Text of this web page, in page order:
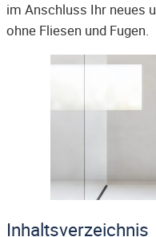
im Anschluss Ihr neues
ohne Fliesen und Fugen.
Inhaltsverzeichnis